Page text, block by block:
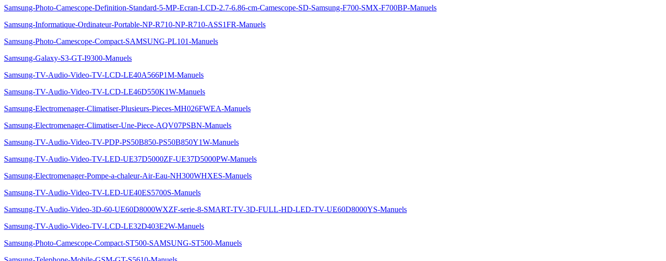
Samsung-Photo-Camescope-Definition-Standard-5-MP-Ecran-LCD-2.7-6.86-cm-Camescope-SD-Samsung-F700-SMX-F700BP-Manuels
Samsung-Informatique-Ordinateur-Portable-NP-R710-NP-R710-ASS1FR-Manuels
Samsung-Photo-Camescope-Compact-SAMSUNG-PL101-Manuels
Samsung-Galaxy-S3-GT-I9300-Manuels
Samsung-TV-Audio-Video-TV-LCD-LE40A566P1M-Manuels
Samsung-TV-Audio-Video-TV-LCD-LE46D550K1W-Manuels
Samsung-Electromenager-Climatiser-Plusieurs-Pieces-MH026FWEA-Manuels
Samsung-Electromenager-Climatiser-Une-Piece-AQV07PSBN-Manuels
Samsung-TV-Audio-Video-TV-PDP-PS50B850-PS50B850Y1W-Manuels
Samsung-TV-Audio-Video-TV-LED-UE37D5000ZF-UE37D5000PW-Manuels
Samsung-Electromenager-Pompe-a-chaleur-Air-Eau-NH300WHXES-Manuels
Samsung-TV-Audio-Video-TV-LED-UE40ES5700S-Manuels
Samsung-TV-Audio-Video-3D-60-UE60D8000WXZF-serie-8-SMART-TV-3D-FULL-HD-LED-TV-UE60D8000YS-Manuels
Samsung-TV-Audio-Video-TV-LCD-LE32D403E2W-Manuels
Samsung-Photo-Camescope-Compact-ST500-SAMSUNG-ST500-Manuels